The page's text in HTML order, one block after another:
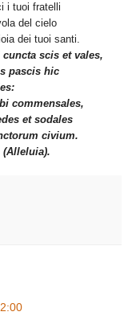
i tuoi fratelli
del cielo
dei tuoi santi.
cuncta scis et vales,
pascis hic
commensales,
et sodales
civium.